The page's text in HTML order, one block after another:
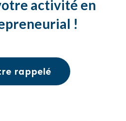
activité en
!
rappelé